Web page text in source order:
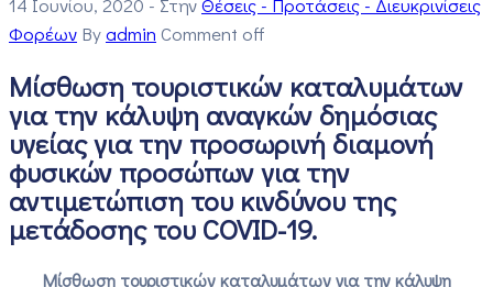
Φορέων Byadmin Comment off
Μίσθωση τουριστικών καταλυμάτων
για την κάλυψη αναγκών δημόσιας
υγείας για την προσωρινή διαμονή
φυσικών προσώπων για την
αντιμετώπιση του κινδύνου της
μετάδοσης του COVID-19.
Μίσθωση τουριστικών καταλυμάτων για την κάλυψη